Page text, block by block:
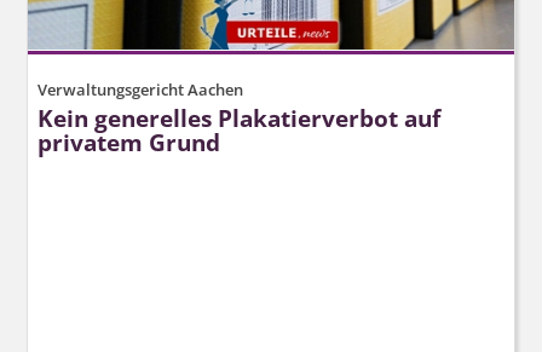
Verwaltungsgericht Aachen
Kein generelles Plakatierverbot auf
privatem Grund